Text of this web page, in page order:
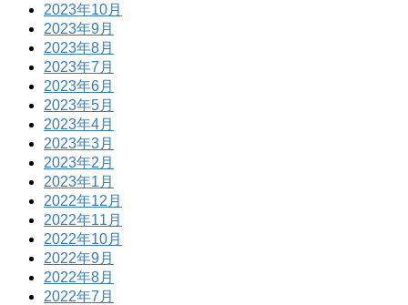
2023年10月
2023年9月
2023年8月
2023年7月
2023年6月
2023年5月
2023年4月
2023年3月
2023年2月
2023年1月
2022年12月
2022年11月
2022年10月
2022年9月
2022年8月
2022年7月